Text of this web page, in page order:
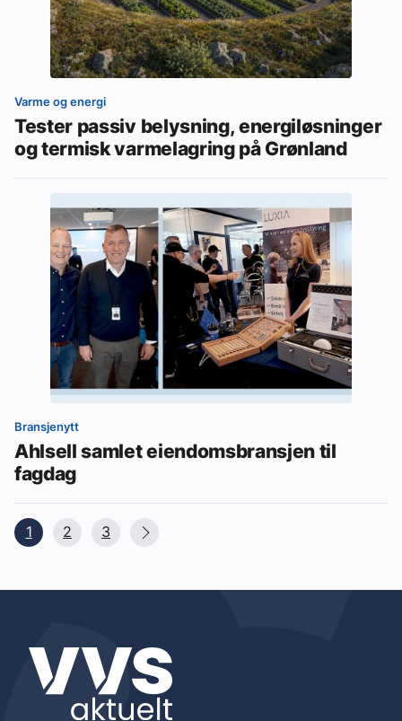
Varme og energi
Tester passiv belysning, energiløsninger
og termisk varmelagring på Grønland
Bransjenytt
Ahlsell samlet eiendomsbransjen til
fagdag
1 2 3